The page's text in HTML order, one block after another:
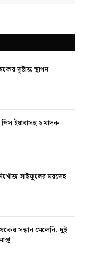
দৃষ্টান্ত স্থাপন
ইয়াবাসহ ২ মাদক
সাইফুলের মরদেহ
সন্ধান মেলেনি, দুই